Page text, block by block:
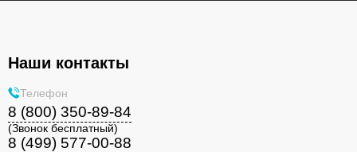
Наши контакты
Телефон
8 (800) 350-89-84
(Звонок бесплатный)
8 (499) 577-00-88